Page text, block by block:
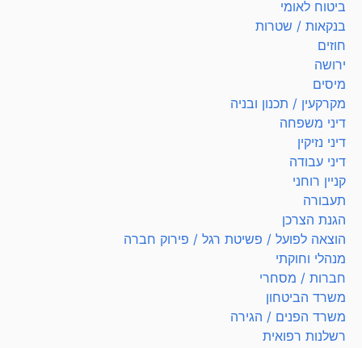
ביטוח לאומי
בנקאות / שטרות
חוזים
ירושה
מיסים
מקרקעין / תכנון ובניה
דיני משפחה
דיני נזיקין
דיני עבודה
קניין רוחני
תעבורה
הגנת הצרכן
הוצאה לפועל / פשיטת רגל / פירוק חברה
מנהלי וחוקתי
חברות / מסחרי
משרד הביטחון
משרד הפנים / הגירה
רשלנות רפואית